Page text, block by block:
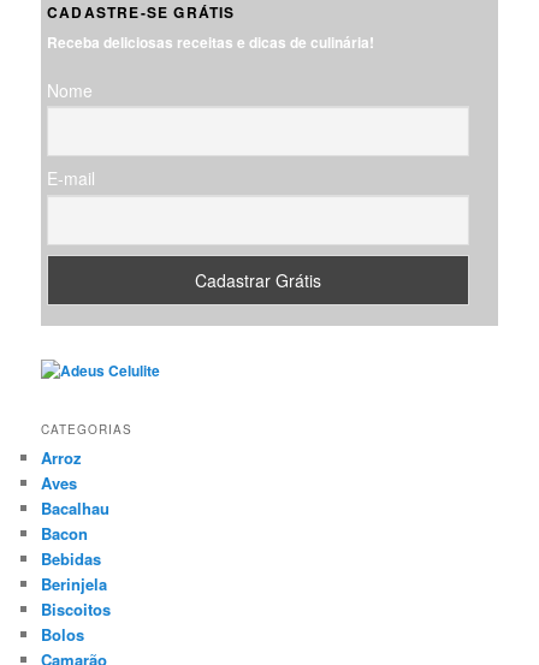
u
a
CADASTRE-SE GRÁTIS
Receba deliciosas receitas e dicas de culinária!
Nome
E-mail
CATEGORIAS
Arroz
Aves
Bacalhau
Bacon
Bebidas
Berinjela
Biscoitos
Bolos
Camarão